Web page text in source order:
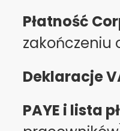
Płatność
zakończeniu
Deklaracje
PAYE i lista